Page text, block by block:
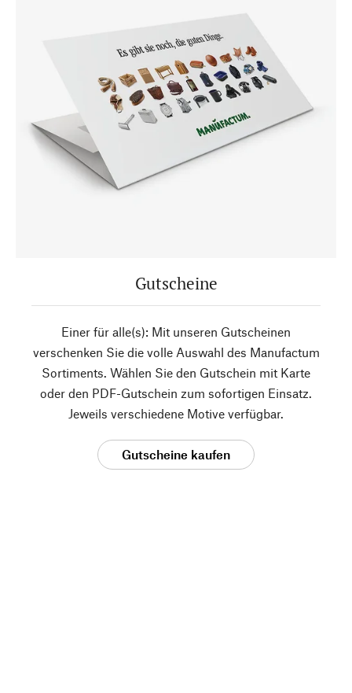
Gutscheine
Einer für alle(s): Mit unseren Gutscheinen
verschenken Sie die volle Auswahl des Manufactum
Sortiments. Wählen Sie den Gutschein mit Karte
oder den PDF-Gutschein zum sofortigen Einsatz.
Jeweils verschiedene Motive verfügbar.
Gutscheine kaufen